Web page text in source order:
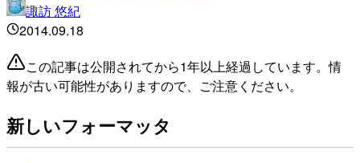
諏訪 悠紀
2014.09.18
この記事は公開されてから1年以上経過しています。情
報が古い可能性がありますので、ご注意ください。
新しいフォーマッタ